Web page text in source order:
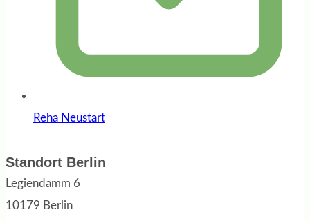
Reha Neustart
Standort Berlin
Legiendamm 6
10179 Berlin